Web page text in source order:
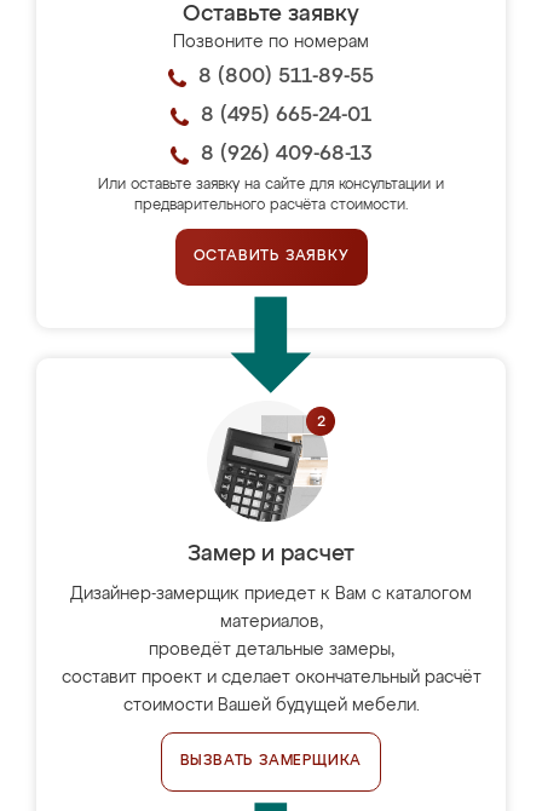
Оставьте заявку
Позвоните по номерам
8 (800) 511-89-55
8 (495) 665-24-01
8 (926) 409-68-13
Или оставьте заявку на сайте для консультации и
предварительного расчёта стоимости.
ОСТАВИТЬ ЗАЯВКУ
Замер и расчет
Дизайнер-замерщик приедет к Вам с каталогом
материалов,
проведёт детальные замеры,
составит проект и сделает окончательный расчёт
стоимости Вашей будущей мебели.
ВЫЗВАТЬ ЗАМЕРЩИКА